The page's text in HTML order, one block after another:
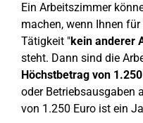
Ein Arbeitszimmer
machen, wenn Ihnen
Tätigkeit "kein anderer
steht. Dann sind die
Höchstbetrag von
oder Betriebsausgaben
von 1.250 Euro ist ein